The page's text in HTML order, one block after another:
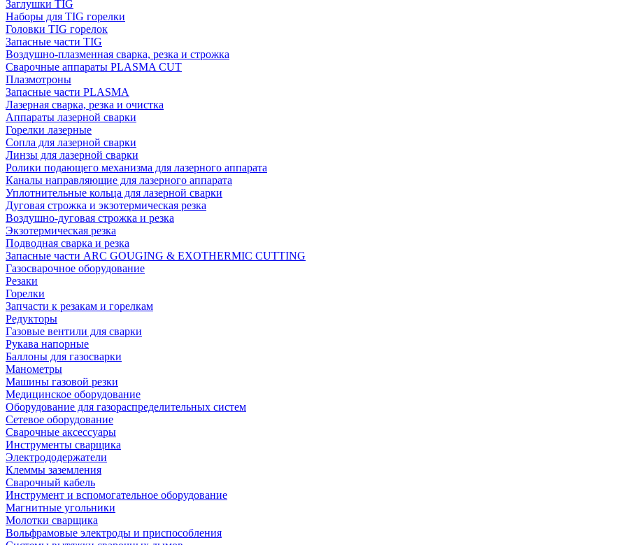
Заглушки TIG
Наборы для TIG горелки
Головки TIG горелок
Запасные части TIG
Воздушно-плазменная сварка, резка и строжка
Сварочные аппараты PLASMA CUT
Плазмотроны
Запасные части PLASMA
Лазерная сварка, резка и очистка
Аппараты лазерной сварки
Горелки лазерные
Сопла для лазерной сварки
Линзы для лазерной сварки
Ролики подающего механизма для лазерного аппарата
Каналы направляющие для лазерного аппарата
Уплотнительные кольца для лазерной сварки
Дуговая строжка и экзотермическая резка
Воздушно-дуговая строжка и резка
Экзотермическая резка
Подводная сварка и резка
Запасные части ARC GOUGING & EXOTHERMIC CUTTING
Газосварочное оборудование
Резаки
Горелки
Запчасти к резакам и горелкам
Редукторы
Газовые вентили для сварки
Рукава напорные
Баллоны для газосварки
Манометры
Машины газовой резки
Медицинское оборудование
Оборудование для газораспределительных систем
Сетевое оборудование
Сварочные аксессуары
Инструменты сварщика
Электрододержатели
Клеммы заземления
Сварочный кабель
Инструмент и вспомогательное оборудование
Магнитные угольники
Молотки сварщика
Вольфрамовые электроды и приспособления